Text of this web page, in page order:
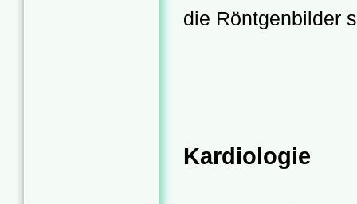
die Röntgenbilder
Kardiologie